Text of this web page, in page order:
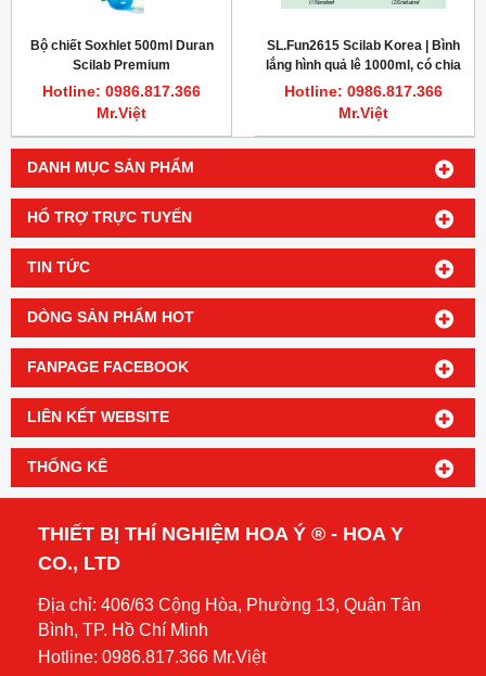
DANH MỤC SẢN PHẨM
HỔ TRỢ TRỰC TUYẾN
TIN TỨC
DÒNG SẢN PHẨM HOT
FANPAGE FACEBOOK
LIÊN KẾT WEBSITE
THỐNG KÊ
Bộ chiết Soxhlet 500ml Duran
Scilab Premium
Hotline: 0986.817.366
Mr.Việt
SL.Fun2615 Scilab Korea | Bình
lắng hình quả lê 1000ml, có chia
vạch 50ml
Hotline: 0986.817.366
Mr.Việt
THIẾT BỊ THÍ NGHIỆM HOA Ý ® - HOA Y
CO., LTD
Địa chỉ: 406/63 Cộng Hòa, Phường 13, Quận Tân
Bình, TP. Hồ Chí Minh
Hotline: 0986.817.366 Mr.Việt